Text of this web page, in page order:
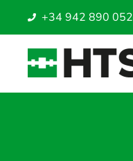
+34 942 890 052